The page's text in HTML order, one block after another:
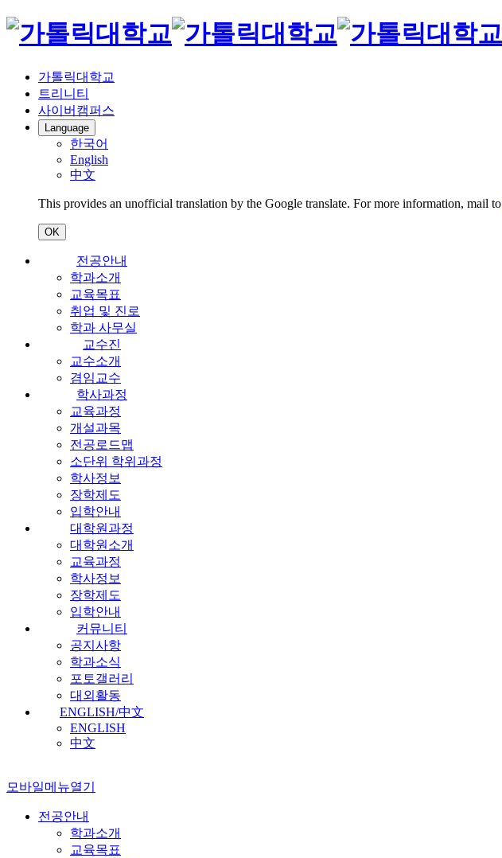
가톨릭대학교
트리니티
사이버캠퍼스
Language
한국어
English
中文
This provides an unofficial translation by the Google translate. For more information, mail to
OK
전공안내
학과소개
교육목표
취업 및 진로
학과 사무실
교수진
교수소개
겸임교수
학사과정
교육과정
개설과목
전공로드맵
소단위 학위과정
학사정보
장학제도
입학안내
대학원과정
대학원소개
교육과정
학사정보
장학제도
입학안내
커뮤니티
공지사항
학과소식
포토갤러리
대외활동
ENGLISH/中文
ENGLISH
中文
모바일메뉴열기
전공안내
학과소개
교육목표